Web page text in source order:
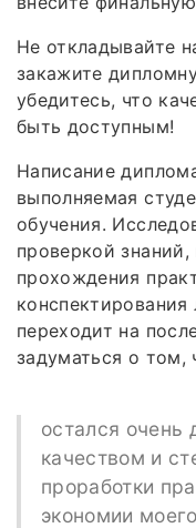
Не откладывайте
закажите
убедитесь, что
быть доступным!
Написание
выполняемая
обучения.
проверкой
прохождения
конспектирования
переходит на
задуматься о том,
остался очень
качеством и
проработки
экономии